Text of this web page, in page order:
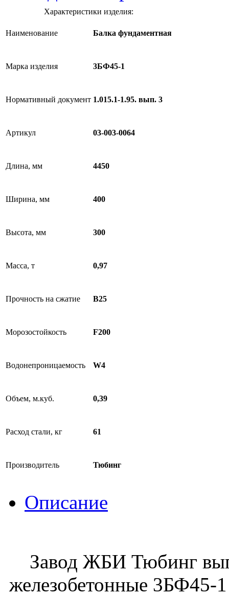
Характеристики изделия:
Наименование Балка фундаментная
Марка изделия 3БФ45-1
Нормативный документ 1.015.1-1.95. вып. 3
Артикул 03-003-0064
Длина, мм 4450
Ширина, мм 400
Высота, мм 300
Масса, т 0,97
Прочность на сжатие B25
Морозостойкость F200
Водонепроницаемость W4
Объем, м.куб. 0,39
Расход стали, кг 61
Производитель Тюбинг
Описание
Завод ЖБИ Тюбинг
железобетонные 3БФ45-